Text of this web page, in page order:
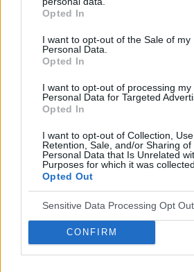
Opted In
I want to opt-out of the Sale of my
Personal Data.
Opted In
I want to opt-out of processing my
Personal Data for Targeted
Opted In
I want to opt-out of Collection, Use,
Retention, Sale, and/or Sharing of
Personal Data that Is Unrelated
Purposes for which it was collected.
Opted Out
Sensitive Data Processing Opt
CONFIRM